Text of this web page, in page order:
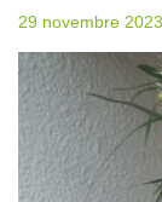
29 novembre 2023